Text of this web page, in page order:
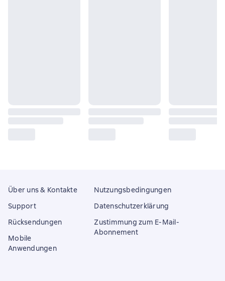
Über uns & Kontakte
Support
Rücksendungen
Mobile
Anwendungen
Nutzungsbedingungen
Datenschutzerklärung
Zustimmung zum E-Mail-
Abonnement